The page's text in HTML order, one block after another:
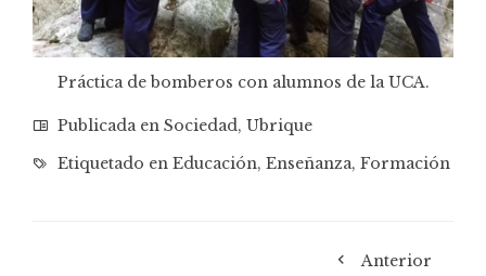
Práctica de bomberos con alumnos de la UCA.
Publicada en Sociedad, Ubrique
Etiquetado en Educación, Enseñanza, Formación
Anterior